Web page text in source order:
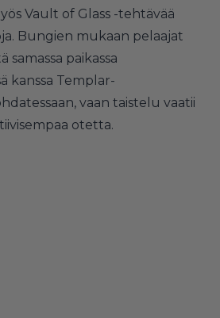
Vault of Glass -tehtävää
Bungien mukaan pelaajat
samassa paikassa
kanssa Templar-
vaan taistelu vaatii
otetta.